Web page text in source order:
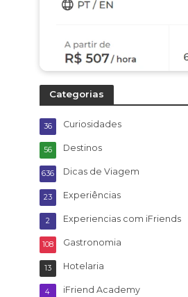
Categorias
Curiosidades
36
Destinos
56
Dicas de Viagem
636
Experiências
23
Experiencias com iFriends
2
Gastronomia
108
Hotelaria
13
iFriend Academy
4